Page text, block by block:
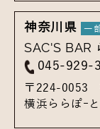
神奈川県
SAC'S BAR
045-929-
〒224-0053
横浜ららぽｰ